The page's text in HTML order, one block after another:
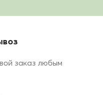
заказ любым